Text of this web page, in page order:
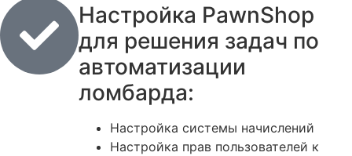
Настройка PawnShop
для решения задач по
автоматизации
ломбарда:
Настройка системы начислений
Настройка прав пользователей к